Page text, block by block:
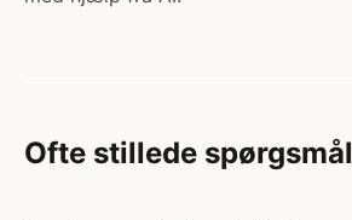
Ofte stillede spørgsmål